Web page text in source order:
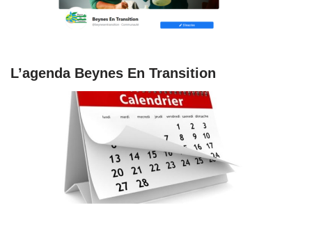
L’agenda Beynes En Transition